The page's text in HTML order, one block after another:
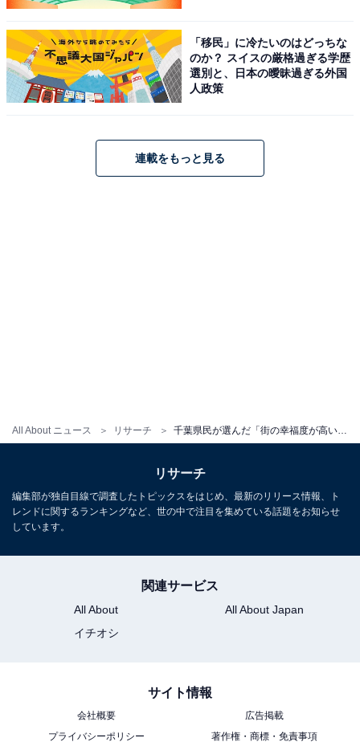
All About ニュース リサーチ 千葉県民が選んだ「街の幸福度が高い駅」ランキング！ 2位「学園前」、2年連続の1位は？【2025年最新】
「移民」に冷たいのはどっちな
のか？ スイスの厳格過ぎる学歴
選別と、日本の曖昧過ぎる外国
人政策
連載をもっと見る
リサーチ
編集部が独自目線で調査したトピックスをはじめ、最新のリリース情報、ト
レンドに関するランキングなど、世の中で注目を集めている話題をお知らせ
しています。
関連サービス
All About
All About Japan
イチオシ
サイト情報
会社概要
広告掲載
プライバシーポリシー
著作権・商標・免責事項